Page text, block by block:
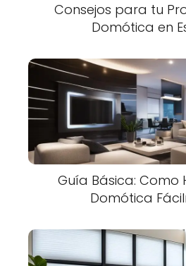
Consejos para tu
Domótica en
Guía Básica: Como
Domótica